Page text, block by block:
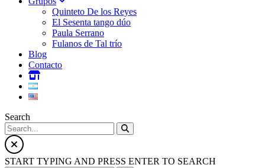
Quinteto De los Reyes
El Sesenta tango dúo
Paula Serrano
Fulanos de Tal trío
Blog
Contacto
Search
START TYPING AND PRESS ENTER TO SEARCH